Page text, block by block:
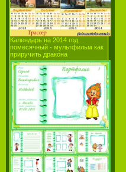
Календарь на 2014 год
помесячный - мультфильм как
приручить дракона